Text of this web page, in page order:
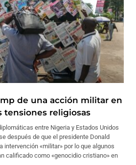
de una acción militar en
tensiones religiosas
entre Nigeria y Estados Unidos
después de que el presidente Donald
intervención «militar» por lo que algunos
calificado como «genocidio cristiano» en